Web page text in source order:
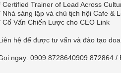
Certified Trainer of Lead Across
Nhà sáng lập và chủ tịch hội Cafe &
Cố Vấn Chiến Lược cho CEO Link
Liên hệ để được tư vấn và đào tạo
ngay: 0909 8728640909 872864 /